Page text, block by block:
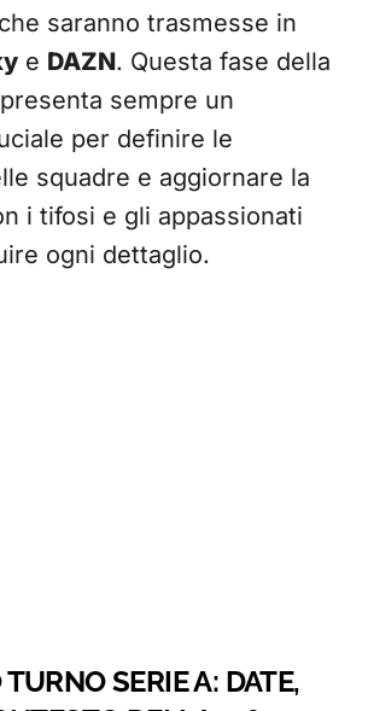
saranno trasmesse in
e DAZN. Questa fase della
sempre un
per definire le
squadre e aggiornare la
i tifosi e gli appassionati
ogni dettaglio.
SERIE A: DATE,